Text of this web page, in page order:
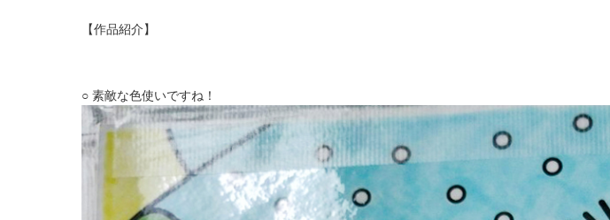
【作品紹介】
○ 素敵な色使いですね！